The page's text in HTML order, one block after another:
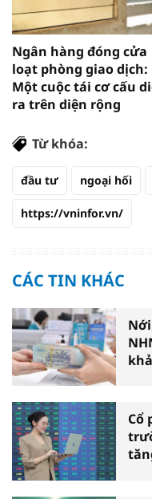
Ngân hàng đóng cửa
loạt phòng giao dịch:
Một cuộc tái cơ cấu
ra trên diện rộng
Từ khóa:
đầu tư ngoại hối
https://vninfor.vn/
CÁC TIN KHÁC
Cổ